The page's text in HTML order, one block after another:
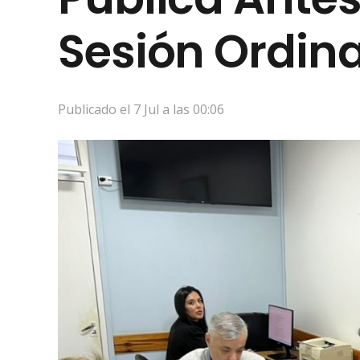
Sesión
Publicado el 7 Jul a las 00:06